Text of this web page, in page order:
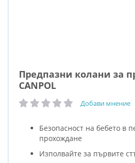
Предпазни колани за
CANPOL
рейтинг: Добави мнение
Безопасност на бебето в
прохождане
Изполвайте за първите